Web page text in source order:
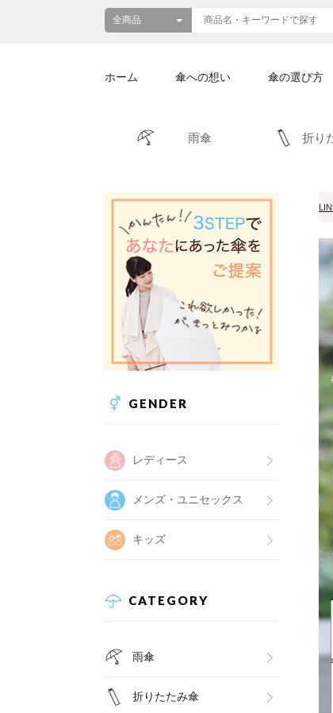
ホーム 傘への想い 傘の選び方
雨傘 折り
GENDER
レディース
メンズ・ユニセックス
キッズ
CATEGORY
雨傘
折りたたみ傘